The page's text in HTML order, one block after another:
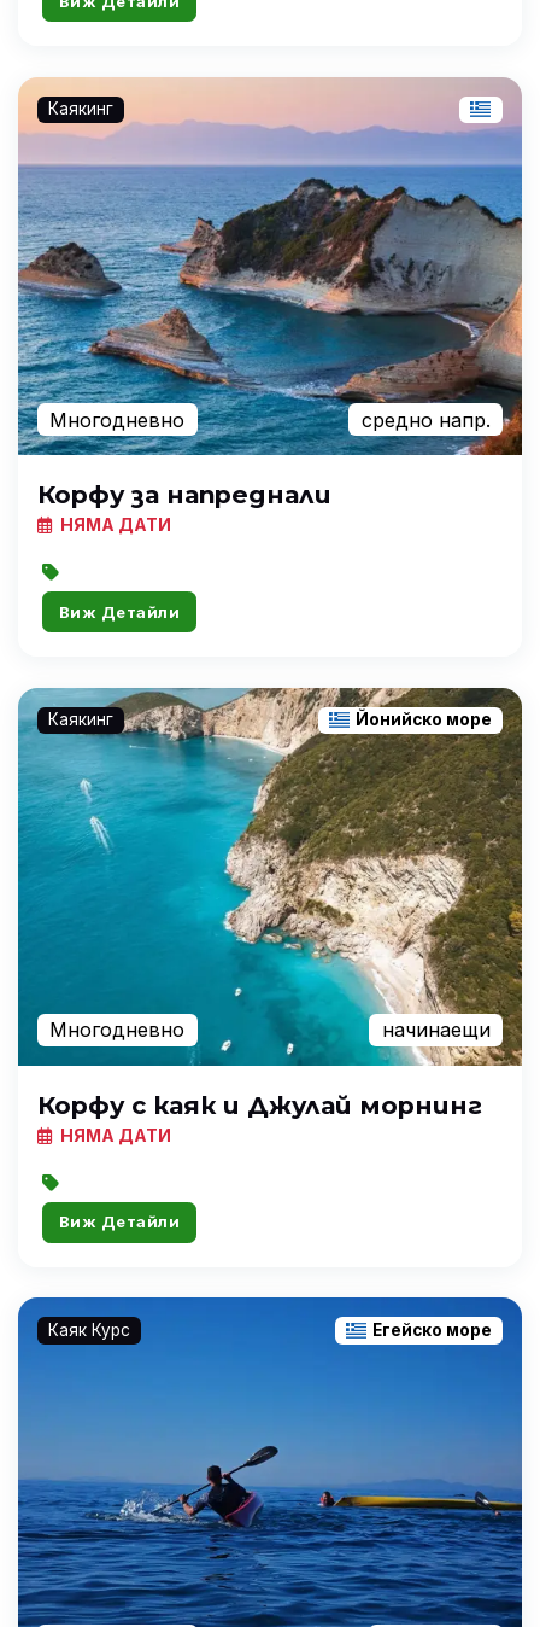
Каякинг
Многодневно средно напр.
Корфу за напреднали
НЯМА ДАТИ
Виж Детайли
Каякинг Йонийско море
Многодневно начинаещи
Корфу с каяк и Джулай морнинг
НЯМА ДАТИ
Виж Детайли
Каяк Курс Егейско море